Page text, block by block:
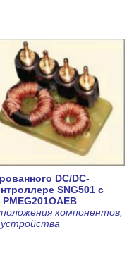
DC/DC-
SNG501 с
компонентов,